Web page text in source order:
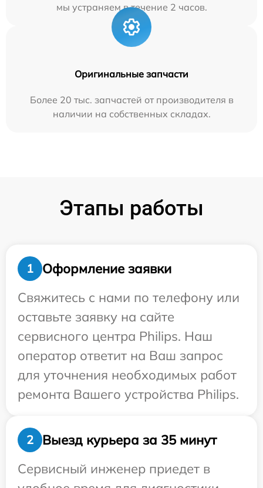
мы устраняем в течение 2 часов.
Оригинальные запчасти
Более 20 тыс. запчастей от производителя в
наличии на собственных складах.
Этапы работы
1
Оформление заявки
Свяжитесь с нами по телефону или
оставьте заявку на сайте
сервисного центра Philips. Наш
оператор ответит на Ваш запрос
для уточнения необходимых работ
ремонта Вашего устройства Philips.
2
Выезд курьера за 35 минут
Сервисный инженер приедет в